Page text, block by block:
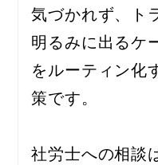
気づかれず、ト
明るみに出るケ
をルーティン化
策です。
社労士への相談